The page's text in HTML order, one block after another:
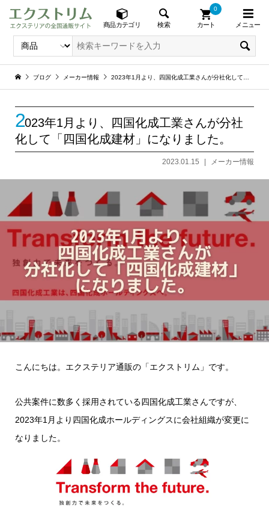
商品カテゴリ 検索 カート
0
メニュー
ブログ メーカー情報 2023年1月より、四国化成工業さんが分社化して「四国化成建材」になりました。
2023年1月より、四国化成工業さんが分社
化して「四国化成建材」になりました。
2023.01.15 メーカー情報
こんにちは。エクステリア通販の「エクストリム」です。
公共案件に数多く採用されている四国化成工業さんですが、
2023年1月より四国化成ホールディングスに会社組織が変更に
なりました。